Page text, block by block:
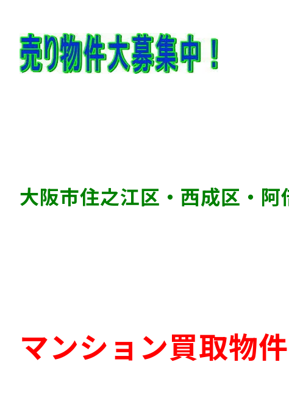
大阪市住之江区・西成区・阿
マンション買取物